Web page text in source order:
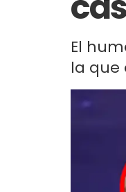
El
la que